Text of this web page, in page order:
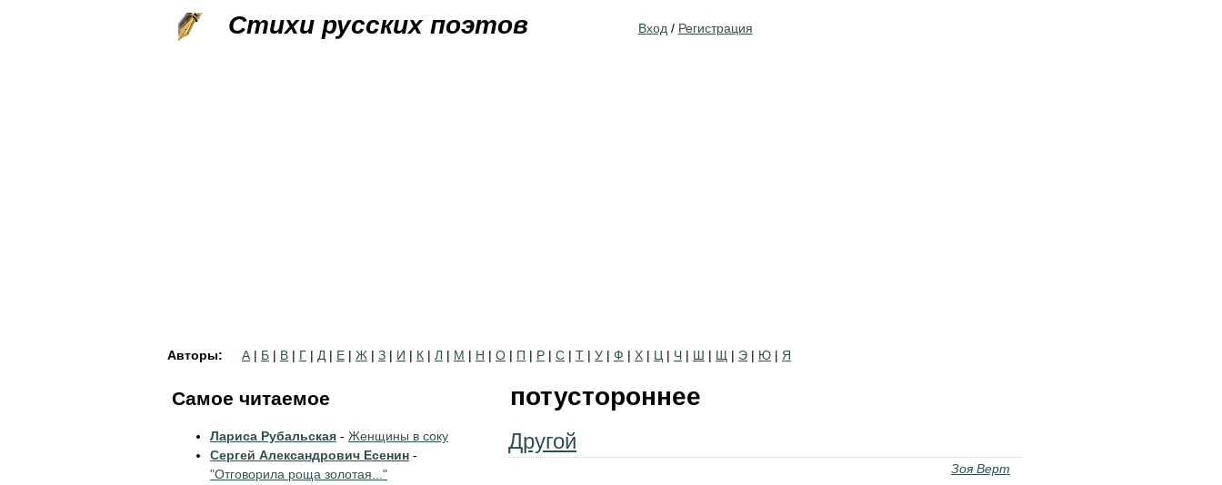
Стихи русских поэтов Вход / Регистрация
Авторы: А | Б | В | Г | Д | Е | Ж | З | И | К | Л | М | Н | О | П | Р | С | Т | У | Ф | Х | Ц | Ч | Ш | Щ | Э | Ю | Я
потустороннее
­Другой
Зоя Верт
Самое читаемое
Лариса Рубальская - Женщины в соку
Сергей Александрович Есенин -
"Отговорила роща золотая..."